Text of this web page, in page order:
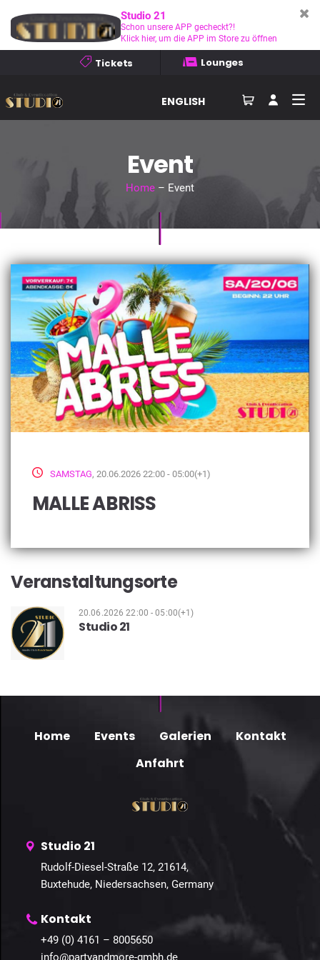
Tickets Lounges
ENGLISH
Event
Home – Event
SAMSTAG, 20.06.2026 22:00 - 05:00(+1)
MALLE ABRISS
Veranstaltungsorte
20.06.2026 22:00 - 05:00(+1)
Studio 21
Home Events Galerien
Kontakt
Anfahrt
Studio 21
Rudolf-Diesel-Straße 12, 21614,
Buxtehude, Niedersachsen, Germany
Kontakt
+49 (0) 4161 – 8005650
info@partyandmore-gmbh.de
Studio 21
Schon unsere APP gecheckt?!
Klick hier, um die APP im Store zu öffnen